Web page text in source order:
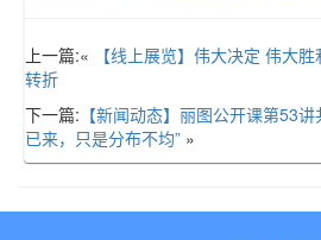
上一篇:«
【线上展览】伟大决定 伟大
转折
下一篇: 【新闻动态】丽图公开课第53
已来，只是分布不均” »